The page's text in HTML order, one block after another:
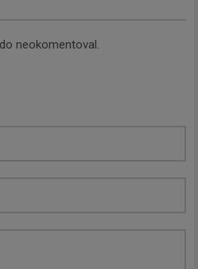
neokomentoval.